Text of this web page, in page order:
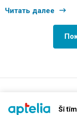
Šī
Читать далее